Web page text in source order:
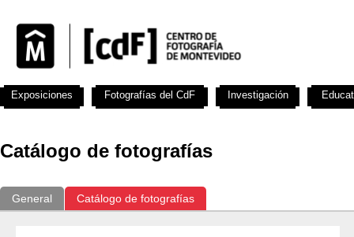
Catálogo de fotografías
General Catálogo de fotografías
Exposiciones Fotografías del CdF Investigación